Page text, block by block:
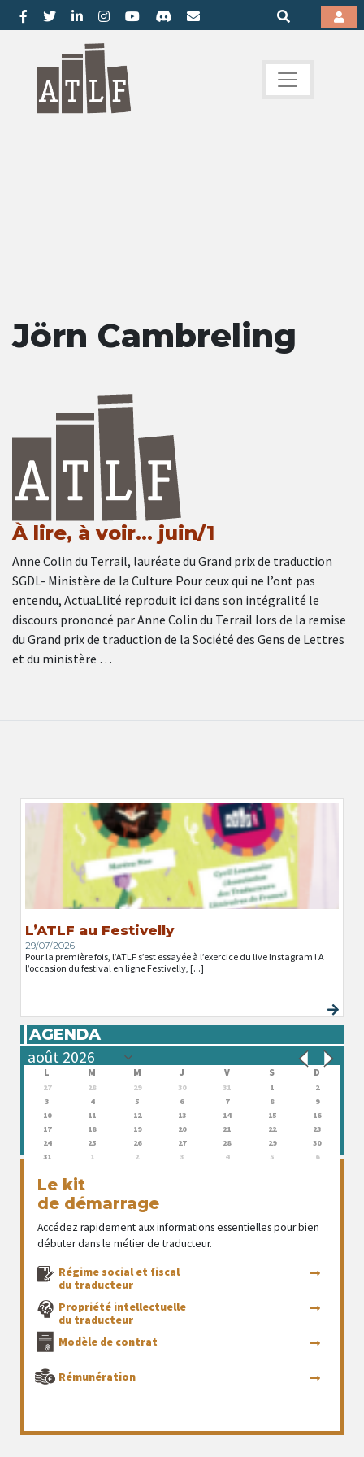
Jörn Cambreling
À lire, à voir… juin/1
Anne Colin du Terrail, lauréate du Grand prix de traduction
SGDL- Ministère de la Culture Pour ceux qui ne l’ont pas
entendu, ActuaLlité reproduit ici dans son intégralité le
discours prononcé par Anne Colin du Terrail lors de la remise
du Grand prix de traduction de la Société des Gens de Lettres
et du ministère …
L’ATLF au Festivelly
29/07/2026
Pour la première fois, l’ATLF s’est essayée à l’exercice du live Instagram ! A
l’occasion du festival en ligne Festivelly, [...]
AGENDA
L M M J V S D
27 28 29 30 31 1
2
3
4 5 6 7 8
9
10
11 12 13 14 15
16
17
18 19 20 21 22
23
24
25 26 27 28 29
30
31
1 2 3 4 5 6
Le kit
de démarrage
Accédez rapidement aux informations essentielles pour bien
débuter dans le métier de traducteur.
Régime social et fiscal
du traducteur
Propriété intellectuelle
du traducteur
Modèle de contrat
Rémunération